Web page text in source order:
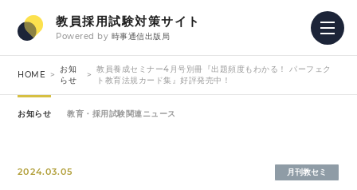
教員採用試験対策サイト
Powered by 時事通信出版局
HOME
お知
らせ
教員養成セミナー4月号別冊『出題頻度もわかる！ パーフェク
ト教育法規カード集』好評発売中！
お知らせ 教育・採用試験関連ニュース
2024.03.05 月刊教セミ